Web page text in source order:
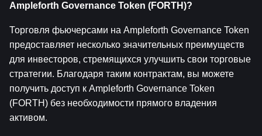
Ampleforth Governance Token (FORTH)?
Торговля фьючерсами на Ampleforth Governance Token
предоставляет несколько значительных преимуществ
для инвесторов, стремящихся улучшить свои торговые
стратегии. Благодаря таким контрактам, вы можете
получить доступ к Ampleforth Governance Token
(FORTH) без необходимости прямого владения
активом.